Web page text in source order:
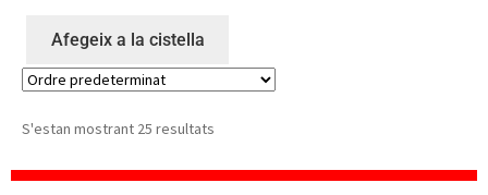
Afegeix a la cistella
S'estan mostrant 25 resultats